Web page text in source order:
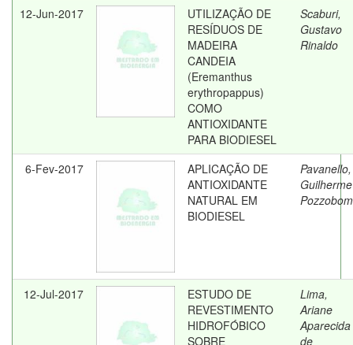
12-Jun-2017
UTILIZAÇÃO DE
RESÍDUOS DE
MADEIRA
CANDEIA
(Eremanthus
erythropappus)
COMO
ANTIOXIDANTE
PARA BIODIESEL
Scaburi,
Gustavo
Rinaldo
6-Fev-2017
APLICAÇÃO DE
ANTIOXIDANTE
NATURAL EM
BIODIESEL
Pavanello,
Guilherme
Pozzobom
12-Jul-2017
ESTUDO DE
REVESTIMENTO
HIDROFÓBICO
SOBRE
Lima,
Ariane
Aparecida
de